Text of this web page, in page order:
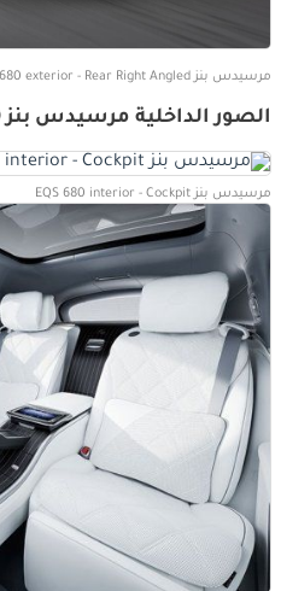
مرسيدس بنز EQS 680 exterior - Rear Right Angled
الصور الداخلية مرسيدس بنز EQS 680
مرسيدس بنز EQS 680 interior - Cockpit